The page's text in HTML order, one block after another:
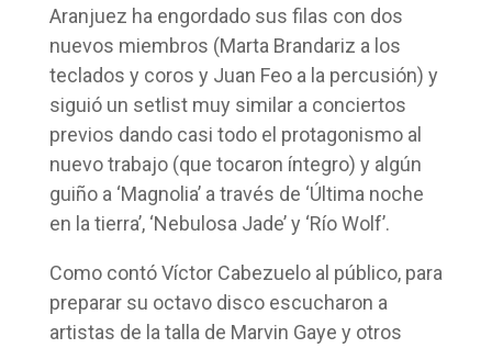
Aranjuez ha engordado sus filas con dos
nuevos miembros (Marta Brandariz a los
teclados y coros y Juan Feo a la percusión) y
siguió un setlist muy similar a conciertos
previos dando casi todo el protagonismo al
nuevo trabajo (que tocaron íntegro) y algún
guiño a ‘Magnolia’ a través de ‘Última noche
en la tierra’, ‘Nebulosa Jade’ y ‘Río Wolf’.
Como contó Víctor Cabezuelo al público, para
preparar su octavo disco escucharon a
artistas de la talla de Marvin Gaye y otros